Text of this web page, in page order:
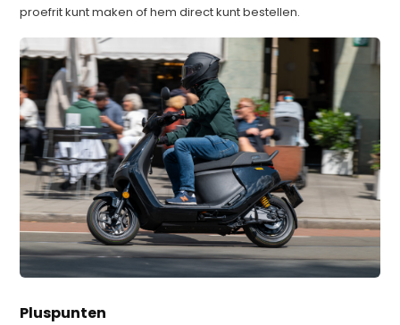
proefrit kunt maken of hem direct kunt bestellen.
Pluspunten